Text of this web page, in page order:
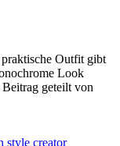
Outfit gibt
Look
geteilt von